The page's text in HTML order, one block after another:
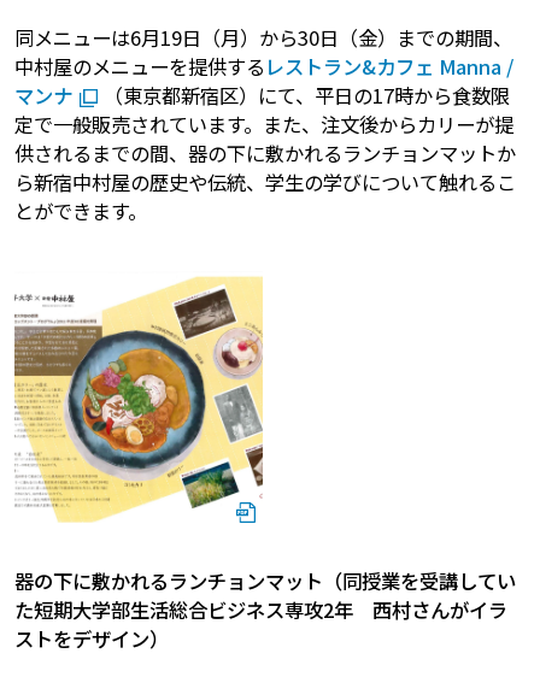
同メニューは6月19日（月）から30日（金）までの期間、
中村屋のメニューを提供する レストラン&カフェ Manna /
マンナ
（東京都新宿区）にて、平日の17時から食数限
定で一般販売されています。また、注文後からカリーが提
供されるまでの間、器の下に敷かれるランチョンマットか
ら新宿中村屋の歴史や伝統、学生の学びについて触れるこ
とができます。
器の下に敷かれるランチョンマット（同授業を受講してい
た短期大学部生活総合ビジネス専攻2年 西村さんがイラ
ストをデザイン）